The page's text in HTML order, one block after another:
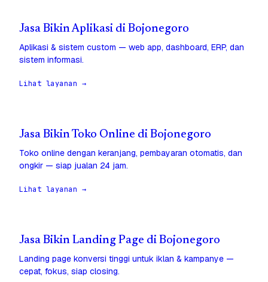
Jasa Bikin Aplikasi di Bojonegoro
Aplikasi & sistem custom — web app, dashboard, ERP, dan
sistem informasi.
Lihat layanan →
Jasa Bikin Toko Online di Bojonegoro
Toko online dengan keranjang, pembayaran otomatis, dan
ongkir — siap jualan 24 jam.
Lihat layanan →
Jasa Bikin Landing Page di Bojonegoro
Landing page konversi tinggi untuk iklan & kampanye —
cepat, fokus, siap closing.